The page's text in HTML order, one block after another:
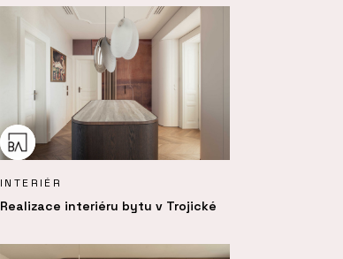
INTERIÉR
Realizace interiéru bytu v Trojické